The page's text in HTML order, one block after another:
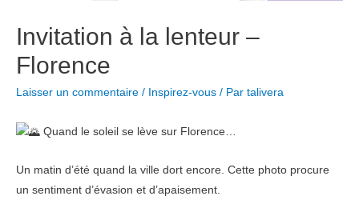
Invitation à la lenteur –
Florence
Laisser un commentaire / Inspirez-vous / Par talivera
Quand le soleil se lève sur Florence…
Un matin d’été quand la ville dort encore. Cette photo procure
un sentiment d’évasion et d’apaisement.